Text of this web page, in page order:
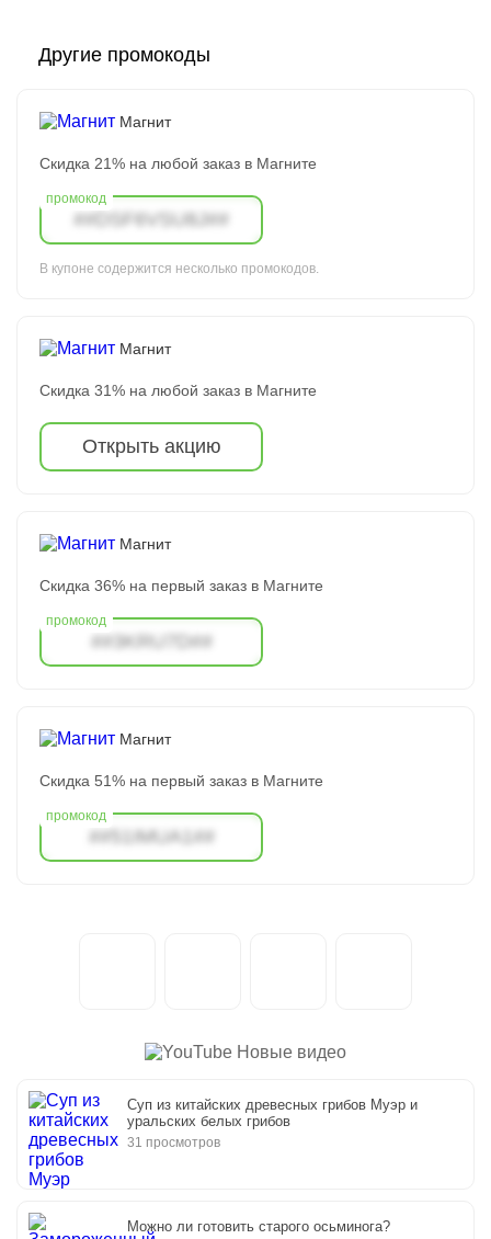
Другие промокоды
Магнит
Скидка 21% на любой заказ в Магните
##DSF6VSU8J##
В купоне содержится несколько промокодов.
Магнит
Скидка 31% на любой заказ в Магните
Открыть акцию
Магнит
Скидка 36% на первый заказ в Магните
##3KRU7D##
Магнит
Скидка 51% на первый заказ в Магните
##51IMUA1##
Новые видео
Суп из китайских древесных грибов Муэр и
уральских белых грибов
31 просмотров
Можно ли готовить старого осьминога?